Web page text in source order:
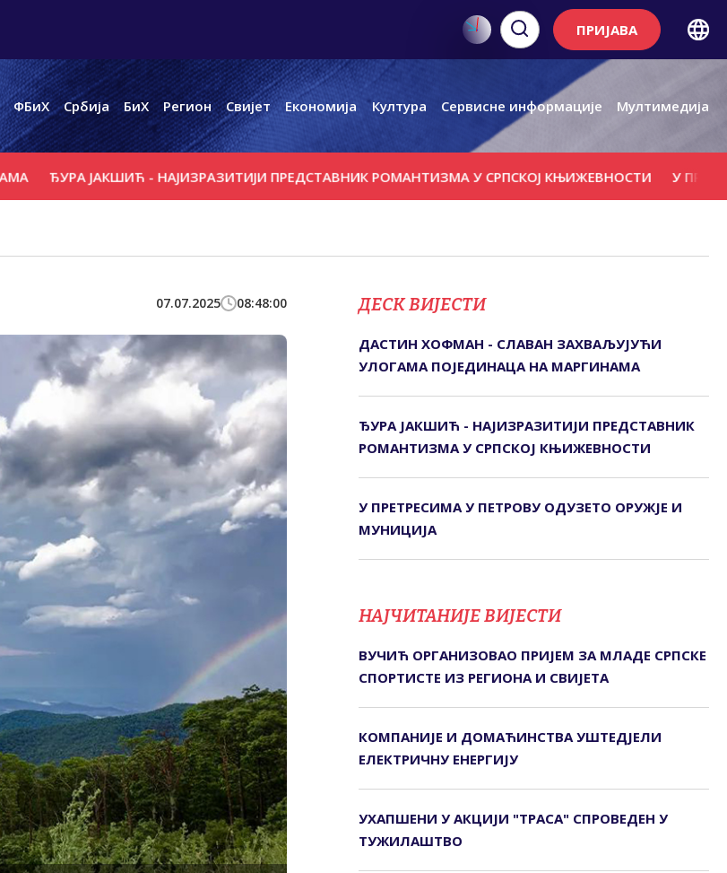
ПРИЈАВА
ФБиХ Србија БиХ Регион Свијет Економија Култура Сервисне информације Мултимедија
ЂУРА ЈАКШИЋ - НАЈИЗРАЗИТИЈИ ПРЕДСТАВНИК РОМАНТИЗМА У СРПСКОЈ КЊИЖЕВНОСТИ У
07.07.2025 08:48:00 ДЕСК ВИЈЕСТИ
ДАСТИН ХОФМАН - СЛАВАН ЗАХВАЉУЈУЋИ
УЛОГАМА ПОЈЕДИНАЦА НА МАРГИНАМА
ЂУРА ЈАКШИЋ - НАЈИЗРАЗИТИЈИ ПРЕДСТАВНИК
РОМАНТИЗМА У СРПСКОЈ КЊИЖЕВНОСТИ
У ПРЕТРЕСИМА У ПЕТРОВУ ОДУЗЕТО ОРУЖЈЕ И
МУНИЦИЈА
НАЈЧИТАНИЈЕ ВИЈЕСТИ
ВУЧИЋ ОРГАНИЗОВАО ПРИЈЕМ ЗА МЛАДЕ СРПСКЕ
СПОРТИСТЕ ИЗ РЕГИОНА И СВИЈЕТА
КОМПАНИЈЕ И ДОМАЋИНСТВА УШТЕДЈЕЛИ
ЕЛЕКТРИЧНУ ЕНЕРГИЈУ
УХАПШЕНИ У АКЦИЈИ "ТРАСА" СПРОВЕДЕН У
ТУЖИЛАШТВО